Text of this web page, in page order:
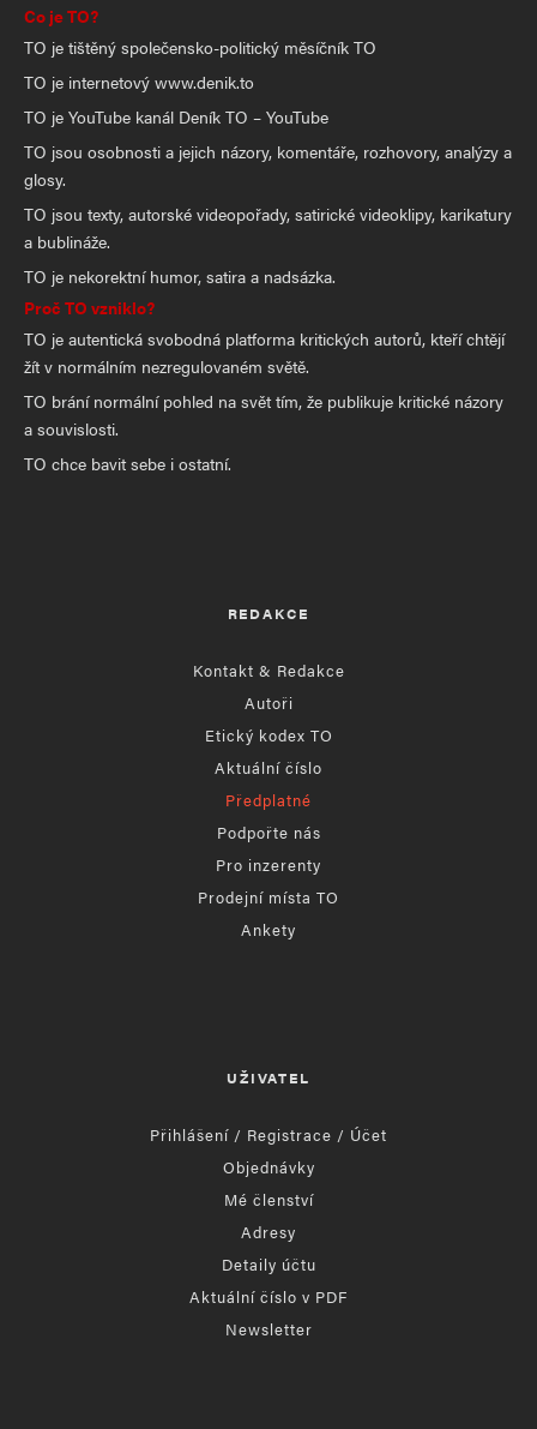
Co je TO?
TO je tištěný společensko-politický měsíčník TO
TO je internetový www.denik.to
TO je YouTube kanál Deník TO – YouTube
TO jsou osobnosti a jejich názory, komentáře, rozhovory, analýzy a
glosy.
TO jsou texty, autorské videopořady, satirické videoklipy, karikatury
a bublináže.
TO je nekorektní humor, satira a nadsázka.
Proč TO vzniklo?
TO je autentická svobodná platforma kritických autorů, kteří chtějí
žít v normálním nezregulovaném světě.
TO brání normální pohled na svět tím, že publikuje kritické názory
a souvislosti.
TO chce bavit sebe i ostatní.
REDAKCE
Kontakt & Redakce
Autoři
Etický kodex TO
Aktuální číslo
Předplatné
Podpořte nás
Pro inzerenty
Prodejní místa TO
Ankety
UŽIVATEL
Přihlášení / Registrace / Účet
Objednávky
Mé členství
Adresy
Detaily účtu
Aktuální číslo v PDF
Newsletter